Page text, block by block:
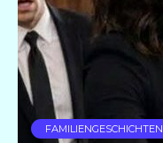
FAMILIENGESCHICHTEN